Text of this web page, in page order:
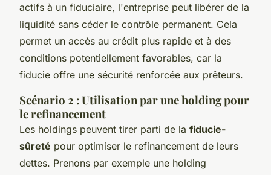
actifs à un fiduciaire, l'entreprise peut libérer de la
liquidité sans céder le contrôle permanent. Cela
permet un accès au crédit plus rapide et à des
conditions potentiellement favorables, car la
fiducie offre une sécurité renforcée aux prêteurs.
Scénario 2 : Utilisation par une holding pour
le refinancement
Les holdings peuvent tirer parti de la fiducie-
sûreté pour optimiser le refinancement de leurs
dettes. Prenons par exemple une holding